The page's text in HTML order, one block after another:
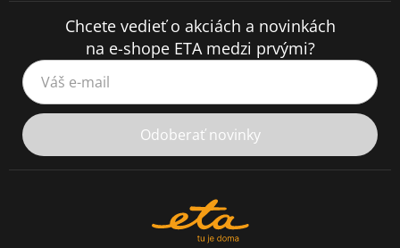
Chcete vedieť o akciách a novinkách
na e-shope ETA medzi prvými?
Váš e-mail
Odoberať novinky